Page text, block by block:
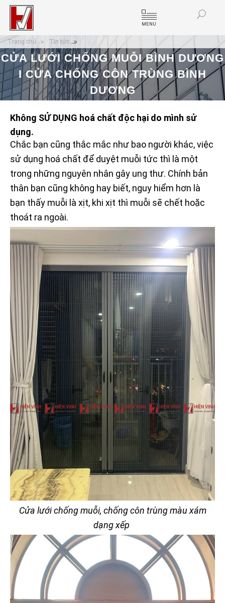
MENU
CỬA LƯỚI CHỐNG MUỖI BÌNH DƯƠNG
I CỬA CHỐNG CÔN TRÙNG BÌNH
DƯƠNG
Trang chủ Tin tức Cửa lưới chống muỗi Bình Dương I cửa chống côn
Không SỬ DỤNG hoá chất độc hại do mình sử
dụng.
Chắc bạn cũng thắc mắc như bao người khác, việc
sử dụng hoá chất để duyệt muỗi tức thì là một
trong những nguyên nhân gây ung thư. Chính bản
thân bạn cũng không hay biết, nguy hiểm hơn là
bạn thấy muỗi là xịt, khi xịt thì muỗi sẽ chết hoặc
thoát ra ngoài.
Cửa lưới chống muỗi, chống côn trùng màu xám
dạng xếp